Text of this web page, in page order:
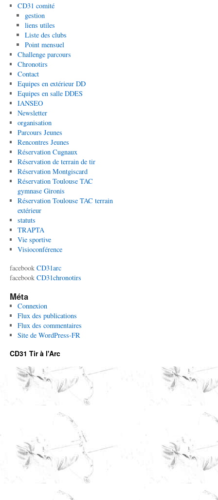
CD31 comité
gestion
liens utiles
Liste des clubs
Point mensuel
Challenge parcours
Chronotirs
Contact
Equipes en extérieur DD
Equipes en salle DDES
IANSEO
Newsletter
organisation
Parcours Jeunes
Rencontres Jeunes
Réservation Cugnaux
Réservation de terrain de tir
Réservation Montgiscard
Réservation Toulouse TAC
gymnase Gironis
Réservation Toulouse TAC terrain
extérieur
statuts
TRAPTA
Vie sportive
Visioconférence
facebook CD31arc
facebook CD31chronotirs
Méta
Connexion
Flux des publications
Flux des commentaires
Site de WordPress-FR
CD31 Tir à l'Arc